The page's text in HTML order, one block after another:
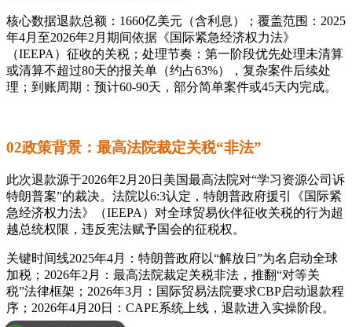
核心数据退款总额：1660亿美元（含利息）；覆盖范围：2025
年4月至2026年2月期间依据《国际紧急经济权力法》
（IEEPA）征收的关税；处理节奏：第一阶段优先处理未清算
或清算不超过80天的报关单（约占63%），复杂案件后续处
理；到账周期：预计60-90天，部分简单案件或45天内完成。
02政策背景：最高法院裁定关税“非法”
此次退款源于2026年2月20日美国最高法院对“学习资源公司诉
特朗普案”的裁决。法院以6:3认定，特朗普政府援引《国际紧
急经济权力法》（IEEPA）对全球贸易伙伴征收关税的行为超
越总统权限，违反宪法赋予国会的征税权。
关键时间线2025年4月：特朗普政府以“解放日”为名启动全球
加税；2026年2月：最高法院裁定关税非法，推翻“对等关
税”法律框架；2026年3月：国际贸易法院要求CBP启动退款程
序；2026年4月20日：CAPE系统上线，退款进入实操阶段。
VAT注册优惠咨询